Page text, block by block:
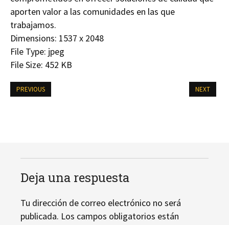
aporten valor a las comunidades en las que
trabajamos.
Dimensions: 1537 x 2048
File Type: jpeg
File Size: 452 KB
PREVIOUS NEXT
Deja una respuesta
Tu dirección de correo electrónico no será
publicada. Los campos obligatorios están